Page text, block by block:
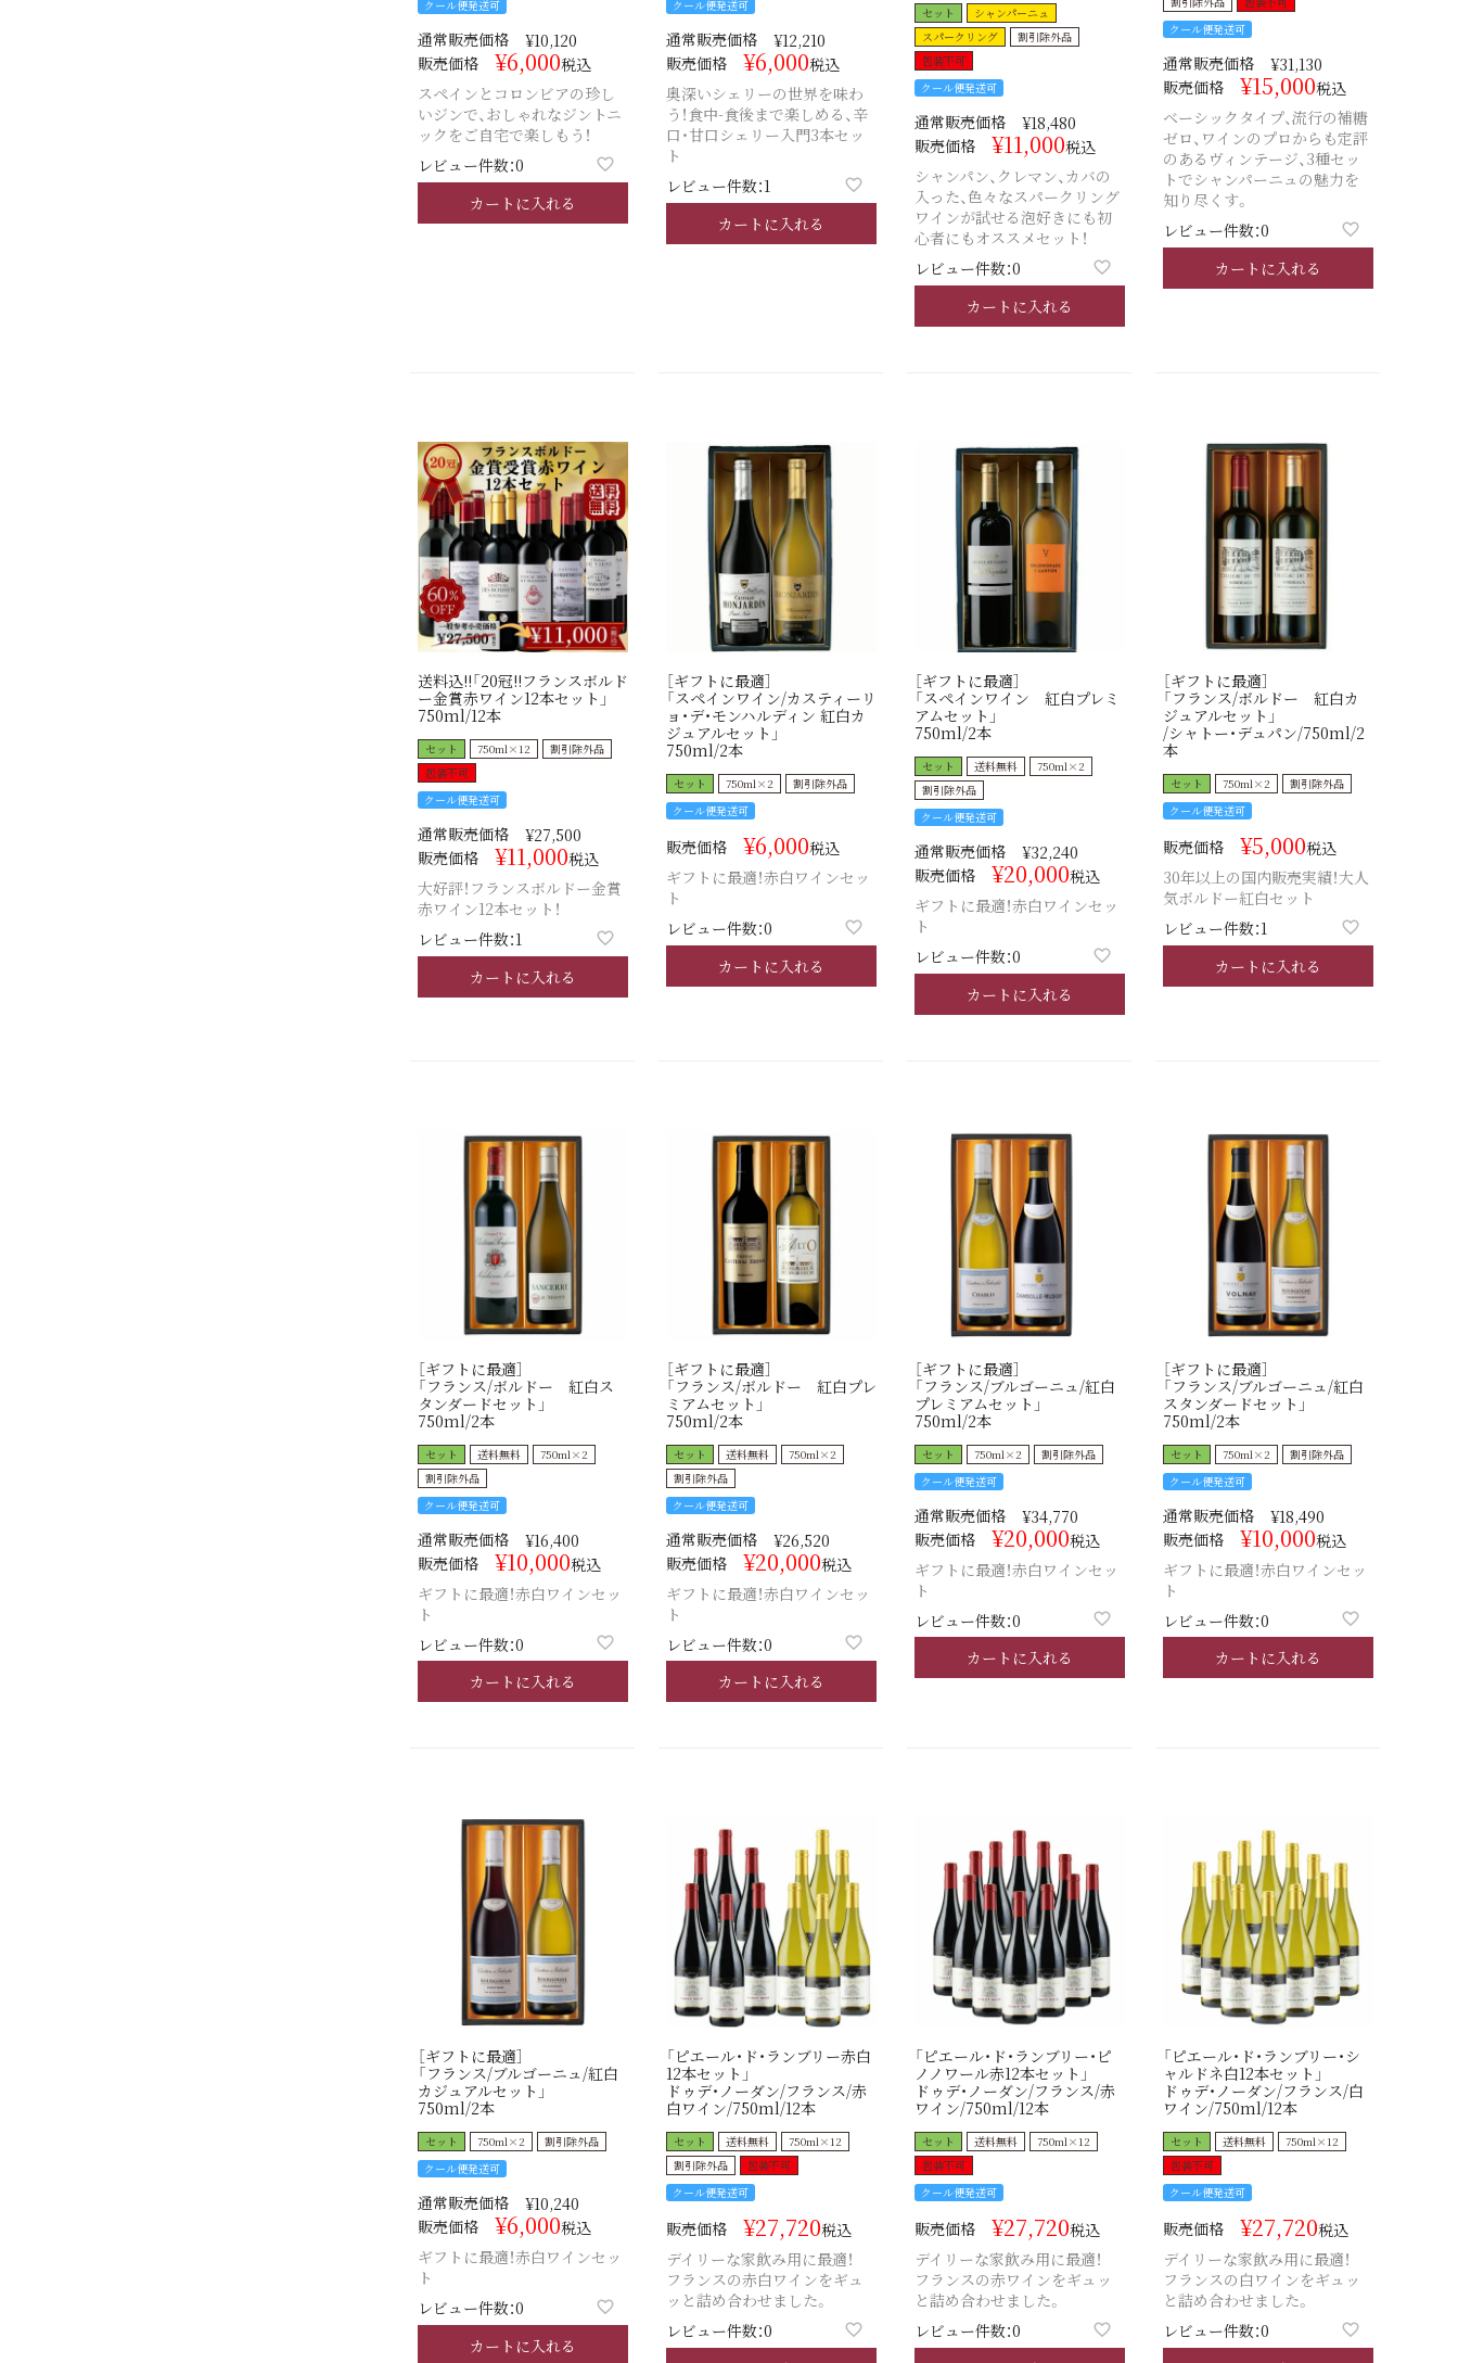
クール便発送可
通常販売価格 ¥10,120
販売価格
¥6,000税込
スペインとコロンビアの珍し
いジンで、おしゃれなジントニ
ックをご自宅で楽しもう！
レビュー件数：0
カートに入れる
クール便発送可
通常販売価格 ¥12,210
販売価格
¥6,000税込
奥深いシェリーの世界を味わ
う！食中-食後まで楽しめる、辛
口・甘口シェリー入門3本セッ
ト
レビュー件数：1
カートに入れる
セット
シャンパーニュ
スパークリング
割引除外品
包装不可
クール便発送可
通常販売価格 ¥18,480
販売価格
¥11,000税込
シャンパン、クレマン、カバの
入った、色々なスパークリング
ワインが試せる泡好きにも初
心者にもオススメセット！
レビュー件数：0
カートに入れる
クール便発送可
通常販売価格 ¥31,130
販売価格
¥15,000税込
ベーシックタイプ、流行の補糖
ゼロ、ワインのプロからも定評
のあるヴィンテージ、3種セッ
トでシャンパーニュの魅力を
知り尽くす。
レビュー件数：0
カートに入れる
送料込!!「20冠!!フランスボルド
ー金賞赤ワイン12本セット」
750ml/12本
セット 750ml×12
割引除外品
包装不可
クール便発送可
通常販売価格 ¥27,500
販売価格
¥11,000税込
大好評！フランスボルドー金賞
赤ワイン12本セット！
レビュー件数：1
カートに入れる
［ギフトに最適］
「スペインワイン/カスティーリ
ョ・デ・モンハルディン 紅白カ
ジュアルセット」
750ml/2本
セット 750ml×2
割引除外品
クール便発送可
販売価格 ¥6,000税込
ギフトに最適！赤白ワインセッ
ト
レビュー件数：0
カートに入れる
［ギフトに最適］
「スペインワイン 紅白プレミ
アムセット」
750ml/2本
セット 送料無料
750ml×2
割引除外品
クール便発送可
通常販売価格 ¥32,240
販売価格
¥20,000税込
ギフトに最適！赤白ワインセッ
ト
レビュー件数：0
カートに入れる
［ギフトに最適］
「フランス/ボルドー 紅白カ
ジュアルセット」
/シャトー・デュパン/750ml/2
本
セット 750ml×2
割引除外品
クール便発送可
販売価格 ¥5,000税込
30年以上の国内販売実績！大人
気ボルドー紅白セット
レビュー件数：1
カートに入れる
［ギフトに最適］
「フランス/ボルドー 紅白ス
タンダードセット」
750ml/2本
セット 送料無料
750ml×2
割引除外品
クール便発送可
通常販売価格 ¥16,400
販売価格
¥10,000税込
ギフトに最適！赤白ワインセッ
ト
レビュー件数：0
カートに入れる
［ギフトに最適］
「フランス/ボルドー 紅白プレ
ミアムセット」
750ml/2本
セット 送料無料
750ml×2
割引除外品
クール便発送可
通常販売価格 ¥26,520
販売価格
¥20,000税込
ギフトに最適！赤白ワインセッ
ト
レビュー件数：0
カートに入れる
［ギフトに最適］
「フランス/ブルゴーニュ/紅白
プレミアムセット」
750ml/2本
セット 750ml×2
割引除外品
クール便発送可
通常販売価格 ¥34,770
販売価格
¥20,000税込
ギフトに最適！赤白ワインセッ
ト
レビュー件数：0
カートに入れる
［ギフトに最適］
「フランス/ブルゴーニュ/紅白
スタンダードセット」
750ml/2本
セット 750ml×2
割引除外品
クール便発送可
通常販売価格 ¥18,490
販売価格
¥10,000税込
ギフトに最適！赤白ワインセッ
ト
レビュー件数：0
カートに入れる
［ギフトに最適］
「フランス/ブルゴーニュ/紅白
カジュアルセット」
750ml/2本
セット 750ml×2
割引除外品
クール便発送可
通常販売価格 ¥10,240
販売価格
¥6,000税込
ギフトに最適！赤白ワインセッ
ト
レビュー件数：0
カートに入れる
「ピエール・ド・ランブリー赤白
12本セット」
ドゥデ・ノーダン/フランス/赤
白ワイン/750ml/12本
セット 送料無料
750ml×12
割引除外品
包装不可
クール便発送可
販売価格 ¥27,720税込
デイリーな家飲み用に最適！
フランスの赤白ワインをギュ
ッと詰め合わせました。
レビュー件数：0
「ピエール・ド・ランブリー・ピ
ノノワール赤12本セット」
ドゥデ・ノーダン/フランス/赤
ワイン/750ml/12本
セット 送料無料
750ml×12
包装不可
クール便発送可
販売価格 ¥27,720税込
デイリーな家飲み用に最適！
フランスの赤ワインをギュッ
と詰め合わせました。
レビュー件数：0
「ピエール・ド・ランブリー・シ
ャルドネ白12本セット」
ドゥデ・ノーダン/フランス/白
ワイン/750ml/12本
セット 送料無料
750ml×12
包装不可
クール便発送可
販売価格 ¥27,720税込
デイリーな家飲み用に最適！
フランスの白ワインをギュッ
と詰め合わせました。
レビュー件数：0